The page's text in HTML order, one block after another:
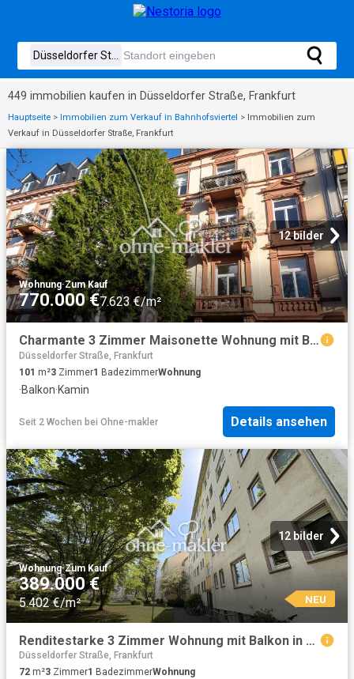
449 immobilien kaufen in Düsseldorfer Straße, Frankfurt
Hauptseite > Immobilien zum Verkauf in Bahnhofsviertel > Immobilien zum
Verkauf in Düsseldorfer Straße, Frankfurt
12 bilder
Wohnung·Zum Kauf
770.000 €7.623 €/m²
Charmante 3 Zimmer Maisonette Wohnung mit Balkon und Skylineblick in Frankfurt Nordend Ost
Düsseldorfer Straße, Frankfurt
101 m²3 Zimmer1 BadezimmerWohnung
·Balkon·Kamin
Seit 2 Wochen bei Ohne-makler Details ansehen
12 bilder
Wohnung·Zum Kauf
389.000 €
5.402 €/m² NEU
Renditestarke 3 Zimmer Wohnung mit Balkon in einer sehr guten Lage zu verkaufen
Düsseldorfer Straße, Frankfurt
72 m²3 Zimmer1 BadezimmerWohnung